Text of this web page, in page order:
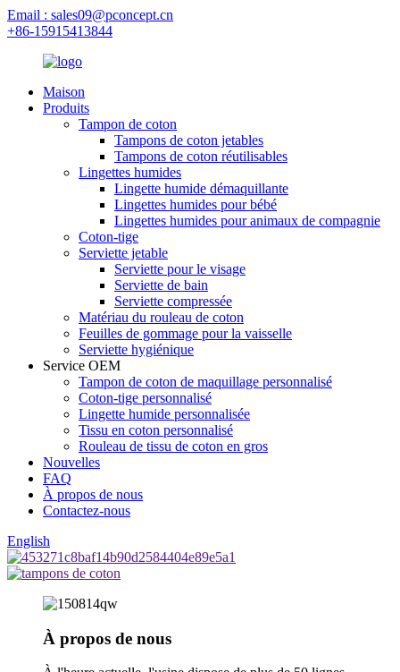
Email : sales09@pconcept.cn
+86-15915413844
Maison
Produits
Tampon de coton
Tampons de coton jetables
Tampons de coton réutilisables
Lingettes humides
Lingette humide démaquillante
Lingettes humides pour bébé
Lingettes humides pour animaux de compagnie
Coton-tige
Serviette jetable
Serviette pour le visage
Serviette de bain
Serviette compressée
Matériau du rouleau de coton
Feuilles de gommage pour la vaisselle
Serviette hygiénique
Service OEM
Tampon de coton de maquillage personnalisé
Coton-tige personnalisé
Lingette humide personnalisée
Tissu en coton personnalisé
Rouleau de tissu de coton en gros
Nouvelles
FAQ
À propos de nous
Contactez-nous
English
À propos de nous